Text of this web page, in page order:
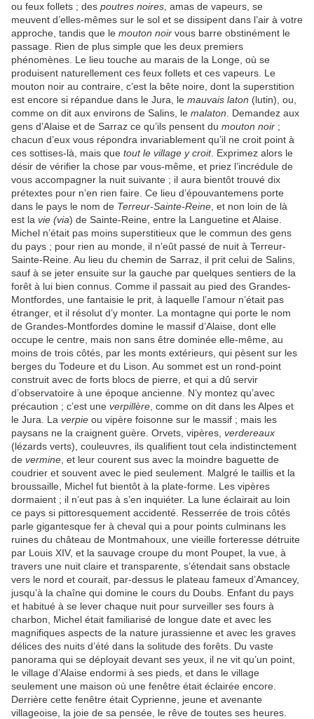
ou feux follets ; des poutres noires , amas de vapeurs, se
meuvent d’elles-mêmes sur le sol et se dissipent dans l’air à votre
approche, tandis que le mouton noir vous barre obstinément le
passage. Rien de plus simple que les deux premiers
phénomènes. Le lieu touche au marais de la Longe, où se
produisent naturellement ces feux follets et ces vapeurs. Le
mouton noir au contraire, c’est la bête noire, dont la superstition
est encore si répandue dans le Jura, le mauvais laton (lutin), ou,
comme on dit aux environs de Salins, le malaton . Demandez aux
gens d’Alaise et de Sarraz ce qu’ils pensent du mouton noir ;
chacun d’eux vous répondra invariablement qu’il ne croit point à
ces sottises-là, mais que tout le village y croit. Exprimez alors le
désir de vérifier la chose par vous-même, et priez l’incrédule de
vous accompagner la nuit suivante ; il aura bientôt trouvé dix
prétextes pour n’en rien faire. Ce lieu d’épouvantemens porte
dans le pays le nom de Terreur-Sainte-Reine , et non loin de là
est la vie (via) de Sainte-Reine, entre la Languetine et Alaise.
Michel n’était pas moins superstitieux que le commun des gens
du pays ; pour rien au monde, il n’eût passé de nuit à Terreur-
Sainte-Reine. Au lieu du chemin de Sarraz, il prit celui de Salins,
sauf à se jeter ensuite sur la gauche par quelques sentiers de la
forêt à lui bien connus. Comme il passait au pied des Grandes-
Montfordes, une fantaisie le prit, à laquelle l’amour n’était pas
étranger, et il résolut d’y monter. La montagne qui porte le nom
de Grandes-Montfordes domine le massif d’Alaise, dont elle
occupe le centre, mais non sans être dominée elle-même, au
moins de trois côtés, par les monts extérieurs, qui pèsent sur les
berges du Todeure et du Lison. Au sommet est un rond-point
construit avec de forts blocs de pierre, et qui a dû servir
d’observatoire à une époque ancienne. N’y montez qu’avec
précaution ; c’est une verpillère , comme on dit dans les Alpes et
le Jura. La verpie ou vipère foisonne sur le massif ; mais les
paysans ne la craignent guère. Orvets, vipères, verdereaux
(lézards verts), couleuvres, ils qualifient tout cela indistinctement
de vermine , et leur courent sus avec la moindre baguette de
coudrier et souvent avec le pied seulement. Malgré le taillis et la
broussaille, Michel fut bientôt à la plate-forme. Les vipères
dormaient ; il n’eut pas à s’en inquiéter. La lune éclairait au loin
ce pays si pittoresquement accidenté. Resserrée de trois côtés
parle gigantesque fer à cheval qui a pour points culminans les
ruines du château de Montmahoux, une vieille forteresse détruite
par Louis XIV, et la sauvage croupe du mont Poupet, la vue, à
travers une nuit claire et transparente, s’étendait sans obstacle
vers le nord et courait, par-dessus le plateau fameux d’Amancey,
jusqu’à la chaîne qui domine le cours du Doubs. Enfant du pays
et habitué à se lever chaque nuit pour surveiller ses fours à
charbon, Michel était familiarisé de longue date et avec les
magnifiques aspects de la nature jurassienne et avec les graves
délices des nuits d’été dans la solitude des forêts. Du vaste
panorama qui se déployait devant ses yeux, il ne vit qu’un point,
le village d’Alaise endormi à ses pieds, et dans le village
seulement une maison où une fenêtre était éclairée encore.
Derrière cette fenêtre était Cyprienne, jeune et avenante
villageoise, la joie de sa pensée, le rêve de toutes ses heures.